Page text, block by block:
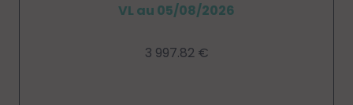
VL au 05/08/2026
3 997.82 €